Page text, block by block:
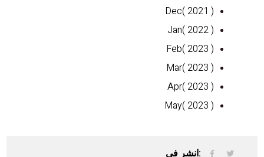
Dec( 2021 )
Jan( 2022 )
Feb( 2023 )
Mar( 2023 )
Apr( 2023 )
May( 2023 )
انشر في: